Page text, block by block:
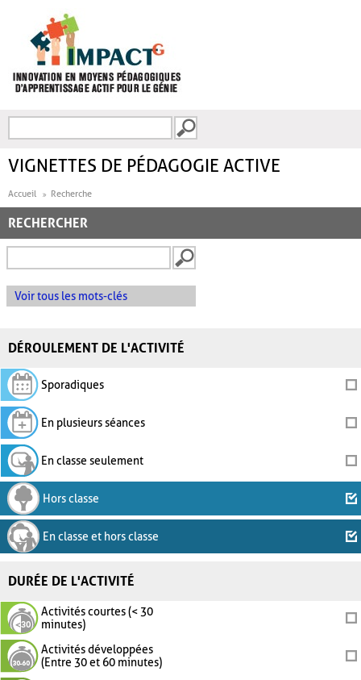
FORMULAIRE DE
VIGNETTES DE PÉDAGOGIE ACTIVE
Accueil Recherche
RECHERCHER
Voir tous les mots-clés
DÉROULEMENT DE L'ACTIVITÉ
Sporadiques
En plusieurs séances
En classe seulement
Hors classe
En classe et hors classe
DURÉE DE L'ACTIVITÉ
Activités courtes (< 30
minutes)
Activités développées
(Entre 30 et 60 minutes)